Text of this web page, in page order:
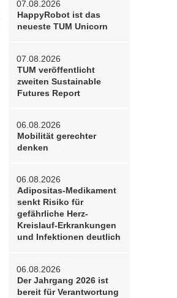
07.08.2026
HappyRobot ist das
neueste TUM Unicorn
07.08.2026
TUM veröffentlicht
zweiten Sustainable
Futures Report
06.08.2026
Mobilität gerechter
denken
06.08.2026
Adipositas-Medikament
senkt Risiko für
gefährliche Herz-
Kreislauf-Erkrankungen
und Infektionen deutlich
06.08.2026
Der Jahrgang 2026 ist
bereit für Verantwortung